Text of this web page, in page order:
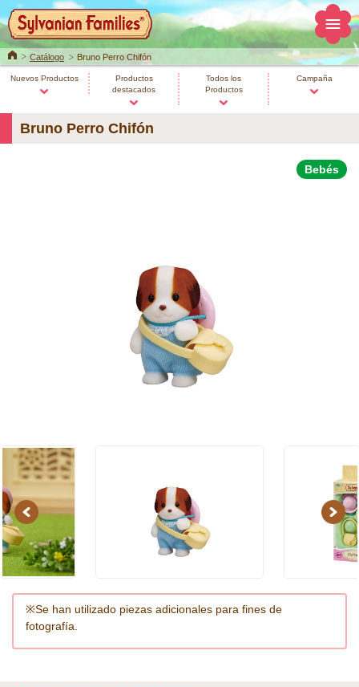
HomeCatálogo Bruno Perro Chifón
Nuevos Productos
Productos
destacados
Todos los
Productos
Campaña
Bruno Perro Chifón
Bebés
Previous Next
※Se han utilizado piezas adicionales para fines de
fotografía.